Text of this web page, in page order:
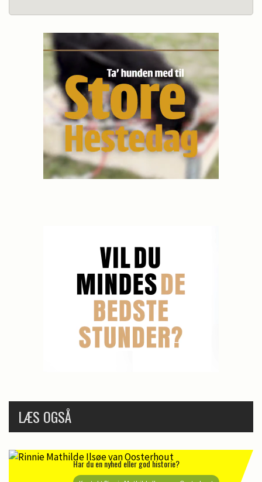
LÆS OGSÅ
Har du en nyhed eller god historie?